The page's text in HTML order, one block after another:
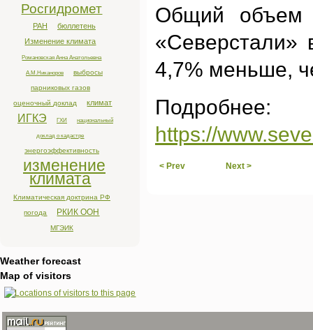
Общий объем
«Северстали»
4,7% меньше,
Подробнее:
https://
< Prev Next >
Росгидромет
РАН
бюллетень
Изменение климата
Романовская Анна Анатольевна
А.М.Никаноров
выбросы
парниковых газов
оценочный доклад
климат
ИГКЭ ГХИ национальный
доклад о кадастре
энергоэффективность
изменение
климата
Климатическая доктрина РФ
погода
РКИК ООН
МГЭИК
Weather forecast
Map of visitors